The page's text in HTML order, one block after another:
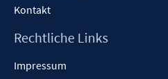
Kontakt
Rechtliche Links
Impressum